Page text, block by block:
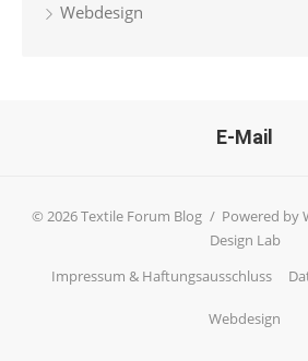
Webdesign
E-Mail
© 2026 Textile Forum Blog / Powered by
Design Lab
Impressum & Haftungsausschluss
Webdesign